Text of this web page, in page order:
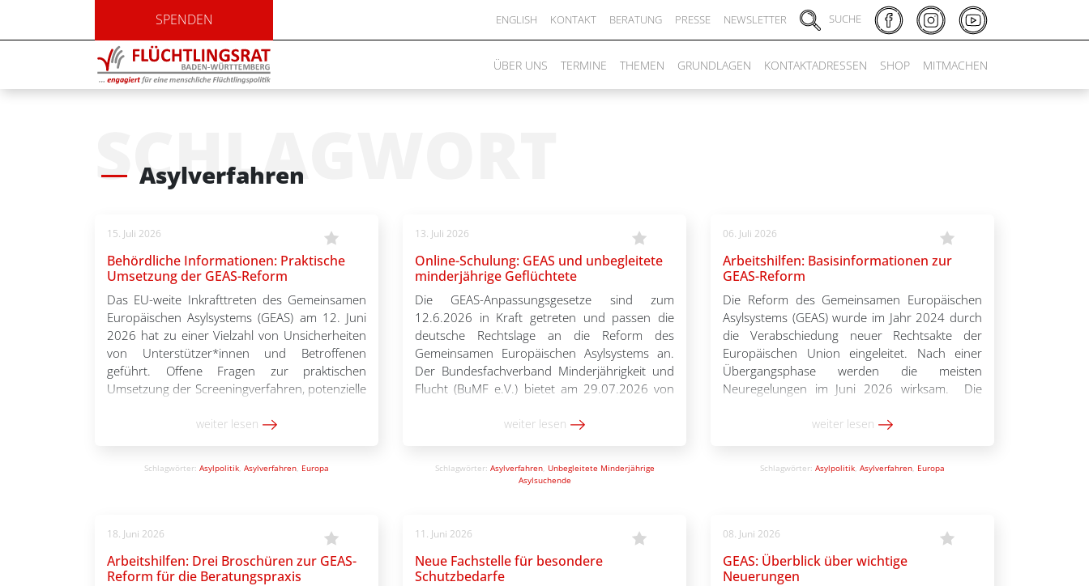
SPENDEN ENGLISH KONTAKT BERATUNG PRESSE NEWSLETTER SUCHE
ÜBER UNS TERMINE THEMEN GRUNDLAGEN KONTAKTADRESSEN SHOP MITMACHEN
SCHLAGWORT
Asylverfahren
15. Juli 2026
Behördliche Informationen: Praktische
Umsetzung der GEAS-Reform
Das EU-weite Inkrafttreten des Gemeinsamen
Europäischen Asylsystems (GEAS) am 12. Juni
2026 hat zu einer Vielzahl von Unsicherheiten
von Unterstützer*innen und Betroffenen
geführt. Offene Fragen zur praktischen
Umsetzung der Screeningverfahren, potenzielle
der Ablauf von Überstellungen in andere
Während viele Ungewissheiten […]
weiter lesen
Schlagwörter: Asylpolitik, Asylverfahren, Europa
13. Juli 2026
Online-Schulung: GEAS und unbegleitete
minderjährige Geflüchtete
Die GEAS-Anpassungsgesetze sind zum
12.6.2026 in Kraft getreten und passen die
deutsche Rechtslage an die Reform des
Gemeinsamen Europäischen Asylsystems an.
Der Bundesfachverband Minderjährigkeit und
Flucht (BuMF e.V.) bietet am 29.07.2026 von
diesem Thema an. Was ändert sich damit für
(Landeskoordination Hessen), […]
weiter lesen
Schlagwörter: Asylverfahren, Unbegleitete Minderjährige
Asylsuchende
06. Juli 2026
Arbeitshilfen: Basisinformationen zur
GEAS-Reform
Die Reform des Gemeinsamen Europäischen
Asylsystems (GEAS) wurde im Jahr 2024 durch
die Verabschiedung neuer Rechtsakte der
Europäischen Union eingeleitet. Nach einer
Übergangsphase werden die meisten
Neuregelungen im Juni 2026 wirksam. Die
wichtigsten Elemente der GEAS-Reform
Halbjahr 2026 […]
weiter lesen
Schlagwörter: Asylpolitik, Asylverfahren, Europa
18. Juni 2026
Arbeitshilfen: Drei Broschüren zur GEAS-
Reform für die Beratungspraxis
11. Juni 2026
Neue Fachstelle für besondere
Schutzbedarfe
08. Juni 2026
GEAS: Überblick über wichtige
Neuerungen